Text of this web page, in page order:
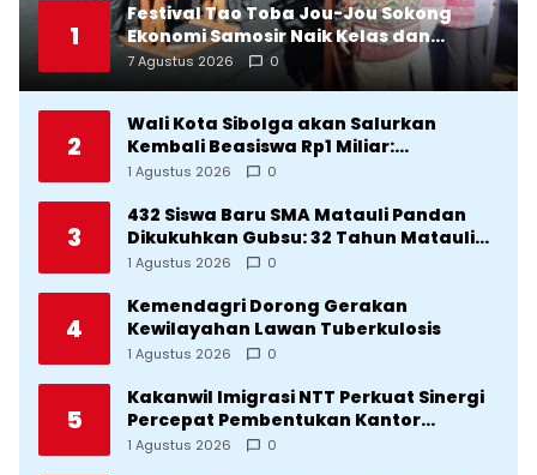
1
Festival Tao Toba Jou-Jou Sokong
Ekonomi Samosir Naik Kelas dan
Pariwisata Menjadi Sumber
Pertumbuhan Ekonomi Baru
7 Agustus 2026 0
2
Wali Kota Sibolga akan Salurkan
Kembali Beasiswa Rp1 Miliar:
Diproritaskan Mahasiswa Korban
1 Agustus 2026 0
3
432 Siswa Baru SMA Matauli Pandan
Dikukuhkan Gubsu: 32 Tahun Matauli
Cetak SDM Unggul
1 Agustus 2026 0
4
Kemendagri Dorong Gerakan
Kewilayahan Lawan Tuberkulosis
1 Agustus 2026 0
5
Kakanwil Imigrasi NTT Perkuat Sinergi
Percepat Pembentukan Kantor
Imigrasi Sumba Timur
1 Agustus 2026 0